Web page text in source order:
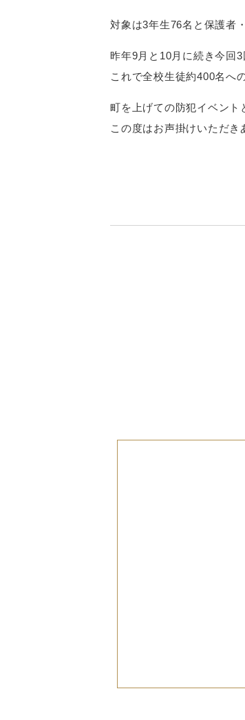
対象は3年生76名と保護者
昨年9月と10月に続き今回3
これで全校生徒約400名へ
町を上げての防犯イベント
この度はお声掛けいただき